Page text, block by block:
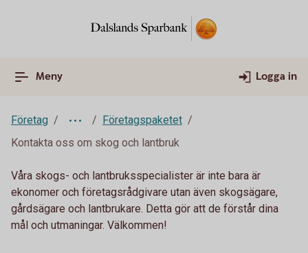
Meny Logga in
Företag
Företagspaketet
Kontakta oss om skog och lantbruk
Våra skogs- och lantbruksspecialister är inte bara är
ekonomer och företagsrådgivare utan även skogsägare,
gårdsägare och lantbrukare. Detta gör att de förstår dina
mål och utmaningar. Välkommen!